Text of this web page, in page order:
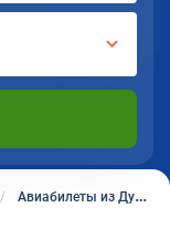
Авиабилеты из Дубая в Екатеринбург